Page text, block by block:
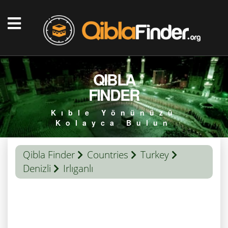
QIBLA
FINDER
Kıble Yönünüzü
Kolayca Bulun
Qibla Finder Countries
Turkey
Denizli
Irlıganlı